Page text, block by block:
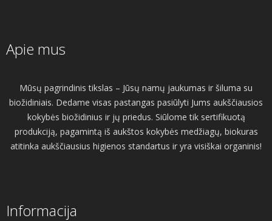
Apie mus
Mūsų pagrindinis tikslas – Jūsų namų jaukumas ir šiluma su
biožidiniais. Dedame visas pastangas pasiūlyti Jums aukščiausios
kokybės biožidinius ir jų priedus. Siūlome tik sertifikuotą
produkciją, pagamintą iš aukštos kokybės medžiagų, biokuras
atitinka aukščiausius higienos standartus ir yra visiškai organinis!
Informacija